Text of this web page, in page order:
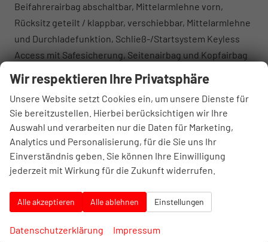
Beifahrerairbag abschaltbar, Mittelarmlehne vorn,
Rücksitz geteilt / klappbar, verschiebbar, Mittelarmlehne
und Durchladefunktion, Schließ-/Startsystem Keyless
Access mit Safesicherung, Seitenairbag und Kopfairbag
vorn und hinten, Center-Airbag vorn,
Zentralverriegelung, Fahrassistenz-System:
Fahrprofilauswahl, Frontscheibe Verbundglas,
wärmedämmend, Fahrassistenz-System: Autom.
Fahrassistenz-System: Berganfahr-Assistent,
Fahrassistenz-System: Verkehrszeichenerkennung,
geschwindigkeitsabhängig, Automatische
Lichtfunktion, Tagfahrlicht LED, Fahrassistenz-System:
Wir respektieren Ihre Privatsphäre
Unsere Website setzt Cookies ein, um unsere Dienste für
Sie bereitzustellen. Hierbei berücksichtigen wir Ihre
Auswahl und verarbeiten nur die Daten für Marketing,
Analytics und Personalisierung, für die Sie uns Ihr
Einverständnis geben. Sie können Ihre Einwilligung
jederzeit mit Wirkung für die Zukunft widerrufen.
Alle akzeptieren Alle ablehnen Einstellungen
Datenschutzerklärung Impressum